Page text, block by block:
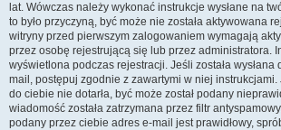
lat. Wówczas należy wykonać instrukcje wysłane na
to było przyczyną, być może nie została aktywowana
witryny przed pierwszym zalogowaniem wymagają
przez osobę rejestrującą się lub przez administratora.
wyświetlona podczas rejestracji. Jeśli została
mail, postępuj zgodnie z zawartymi w niej
do ciebie nie dotarła, być może został podany
wiadomość została zatrzymana przez filtr
podany przez ciebie adres e-mail jest prawidłowy,